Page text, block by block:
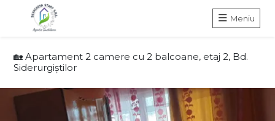
Meniu
🏡 Apartament 2 camere cu 2 balcoane, etaj 2, Bd.
Siderurgiștilor